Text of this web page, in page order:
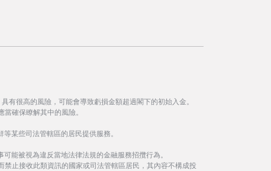
有很高的風險，可能會導致虧損金額超過閣下的初始入金。
確保瞭解其中的風險。
某些司法管轄區的居民提供服務。
能被視為違反當地法律法規的金融服務招攬行為。
禁止接收此類資訊的國家或司法管轄區居民，其內容不構成投